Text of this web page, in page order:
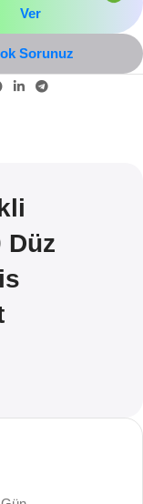
Ver
Sorunuz
Düz